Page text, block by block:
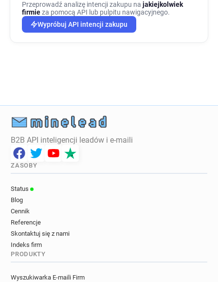
Przeprowadź analizę intencji zakupu na jakiejkolwiek
firmieza pomocą API lub pulpitu nawigacyjnego.
Wypróbuj API intencji zakupu
B2B API inteligencji leadów i e-maili
ZASOBY
Status
Blog
Cennik
Referencje
Skontaktuj się z nami
Indeks firm
PRODUKTY
Wyszukiwarka E-maili Firm